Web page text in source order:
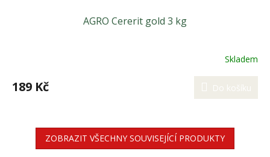
AGRO Cererit gold 3 kg
Skladem
189 Kč Do košíku
ZOBRAZIT VŠECHNY SOUVISEJÍCÍ PRODUKTY